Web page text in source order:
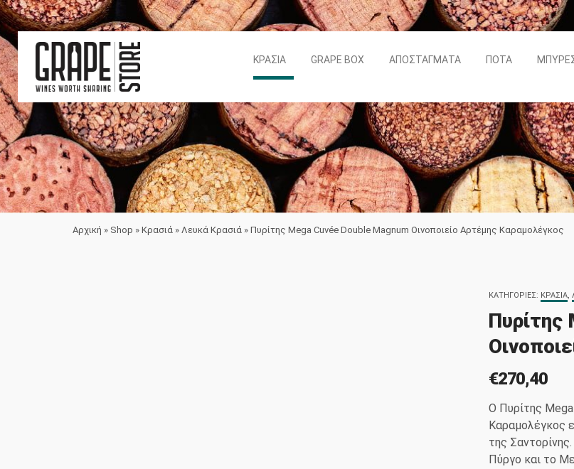
ΚΡΑΣΙΆ GRAPE BOX ΑΠΟΣΤΆΓΜΑΤΑ ΠΟΤΆ
Αρχική » Shop » Κρασιά » Λευκά Κρασιά » Πυρίτης Mega Cuvée Double Magnum Οινοποιείο Αρτέμης Καραμολέγκος
ΚΑΤΗΓΟΡΊΕΣ: ΚΡΑΣΙΆ,
Πυρίτης
€270,40
Ο Πυρίτης
Καραμολέγκος
της
Πύργο και το